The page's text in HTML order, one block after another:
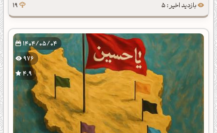
بازدید اخیر : 5 19
1404/05/04
976
4.9